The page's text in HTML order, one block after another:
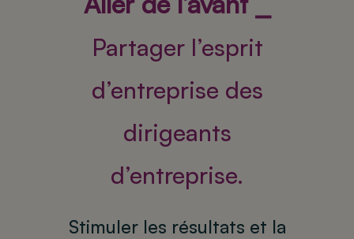
Partager l’esprit
d’entreprise des
dirigeants
d’entreprise.
Stimuler les résultats et la